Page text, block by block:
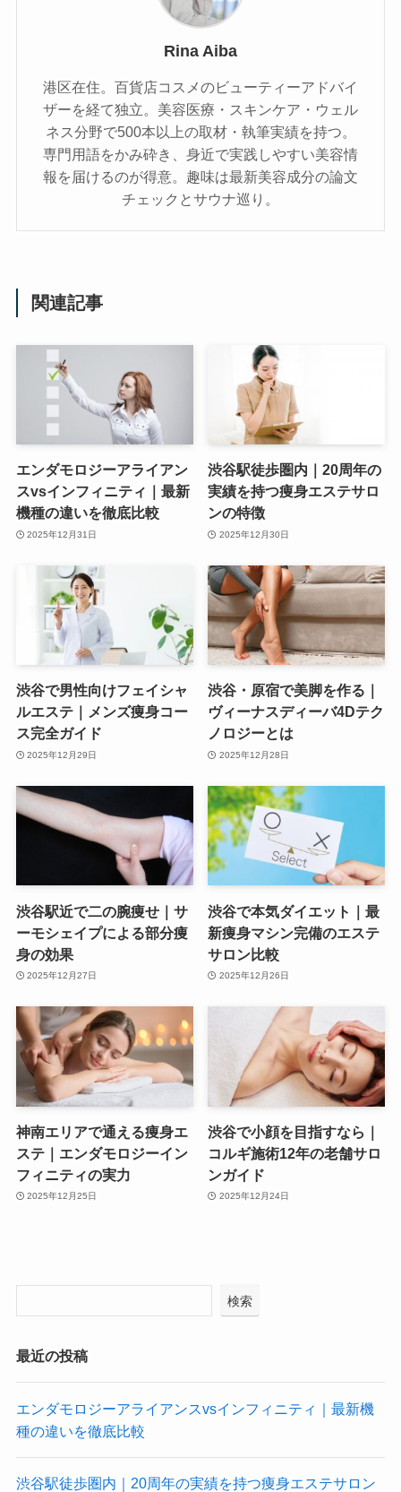
Rina Aiba
港区在住。百貨店コスメのビューティーアドバイ
ザーを経て独立。美容医療・スキンケア・ウェル
ネス分野で500本以上の取材・執筆実績を持つ。
専門用語をかみ砕き、⾝近で実践しやすい美容情
報を届けるのが得意。趣味は最新美容成分の論文
チェックとサウナ巡り。
関連記事
エンダモロジーアライアン
スvsインフィニティ｜最新
機種の違いを徹底比較
2025年12月31日
渋谷駅徒歩圏内｜20周年の
実績を持つ痩身エステサロ
ンの特徴
2025年12月30日
渋谷で男性向けフェイシャ
ルエステ｜メンズ痩身コー
ス完全ガイド
2025年12月29日
渋谷・原宿で美脚を作る｜
ヴィーナスディーバ4Dテク
ノロジーとは
2025年12月28日
渋谷駅近で二の腕痩せ｜サ
ーモシェイプによる部分痩
身の効果
2025年12月27日
渋谷で本気ダイエット｜最
新痩身マシン完備のエステ
サロン比較
2025年12月26日
神南エリアで通える痩身エ
ステ｜エンダモロジーイン
フィニティの実力
2025年12月25日
渋谷で小顔を目指すなら｜
コルギ施術12年の老舗サロ
ンガイド
2025年12月24日
検索
最近の投稿
エンダモロジーアライアンスvsインフィニティ｜最新機
種の違いを徹底比較
渋谷駅徒歩圏内｜20周年の実績を持つ痩身エステサロン